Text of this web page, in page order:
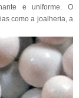
e uniforme. O
como a joalheria, a